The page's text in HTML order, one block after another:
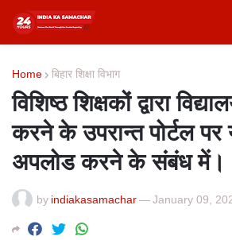
Home बिहार शिक्षा विभाग
विशिष्ठ शिक्षकों द्वारा
करने के उपरान्त पोर्टल पर
अपलोड करने के संबंध में।
by indiakasamachar—January 09,